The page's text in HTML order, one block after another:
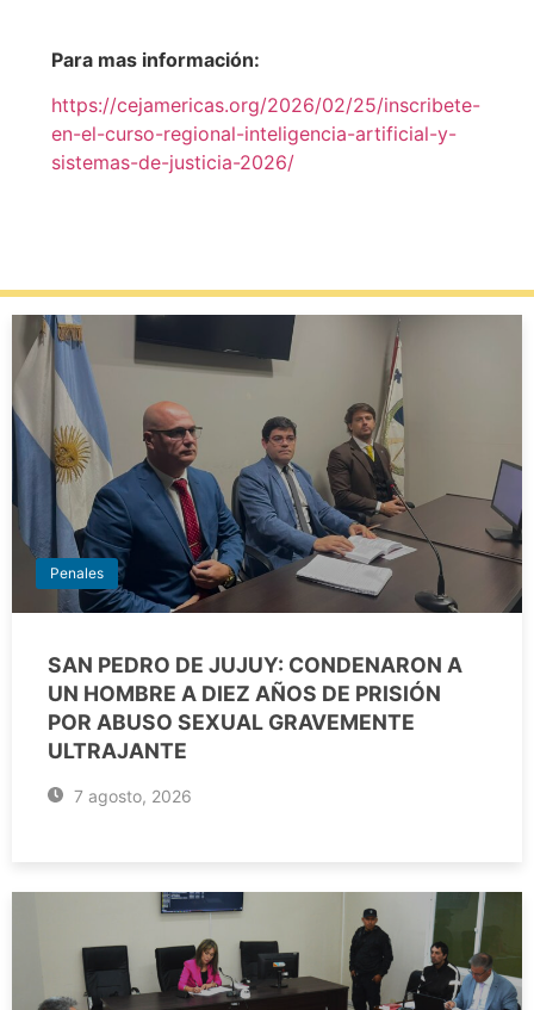
Para mas información:
https://cejamericas.org/2026/02/25/inscribete-
en-el-curso-regional-inteligencia-artificial-y-
sistemas-de-justicia-2026/
Penales
SAN PEDRO DE JUJUY: CONDENARON A
UN HOMBRE A DIEZ AÑOS DE PRISIÓN
POR ABUSO SEXUAL GRAVEMENTE
ULTRAJANTE
7 agosto, 2026